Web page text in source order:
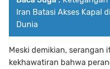
Iran Batasi Akses Kapal
Dunia
Meski demikian, serangan
kekhawatiran bahwa